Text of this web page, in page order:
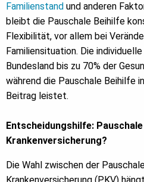
Familienstand und anderen
bleibt die Pauschale Beihilfe
Flexibilität, vor allem bei
Familiensituation. Die individuelle
Bundesland bis zu 70% der
während die Pauschale Beihilfe
Beitrag leistet.
Entscheidungshilfe:
Krankenversicherung?
Die Wahl zwischen der